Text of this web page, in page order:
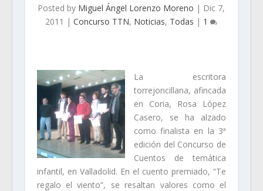
Posted by Miguel Ángel Lorenzo Moreno | Dic 7,
2011 |Concurso TTN, Noticias, Todas | 1
La escritora
torrejoncillana, afincada
en Coria, Rosa López
Casero, se ha alzado
como finalista en la 3ª
edición del Concurso de
Cuentos de temática
infantil, en Valladolid. En el cuento premiado, “Te
regalo el viento”, se resaltan valores como el